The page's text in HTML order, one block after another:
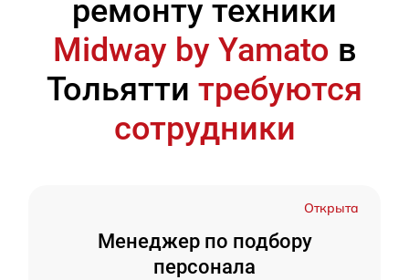
ремонту техники
Midway by Yamato в
Тольятти требуются
сотрудники
Открыта
Менеджер по подбору
персонала